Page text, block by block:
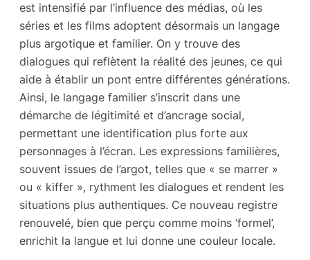
est intensifié par l’influence des médias, où les
séries et les films adoptent désormais un langage
plus argotique et familier. On y trouve des
dialogues qui reflètent la réalité des jeunes, ce qui
aide à établir un pont entre différentes générations.
Ainsi, le langage familier s’inscrit dans une
démarche de légitimité et d’ancrage social,
permettant une identification plus forte aux
personnages à l’écran. Les expressions familières,
souvent issues de l’argot, telles que « se marrer »
ou « kiffer », rythment les dialogues et rendent les
situations plus authentiques. Ce nouveau registre
renouvelé, bien que perçu comme moins ‘formel’,
enrichit la langue et lui donne une couleur locale.